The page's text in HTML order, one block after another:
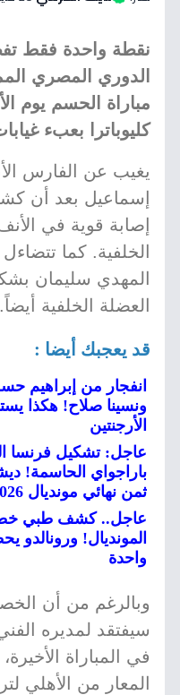
نقطة واحدة فقط
الدوري المصري
مباراة الحسم يوم
كليوباترا بعبء
يغيب عن الفارس
إسماعيل بعد أن
إصابة قوية في
الخلفية. كما
المهدي سليمان
العضلة الخلفية أيضاً.
قد يعجبك أيضا :
ونسينا صلاح! هكذا
الأرجنتين
عاجل: تشكيل فرنسا
باراجواي الحاسمة!
ثمن نهائي مونديال 2026
عاجل.. كشف طبي
المونديال! ورونالدو
واحدة
وبالرغم من أن
سيفتقد لمديره
في المباراة
المعار من الأهلي